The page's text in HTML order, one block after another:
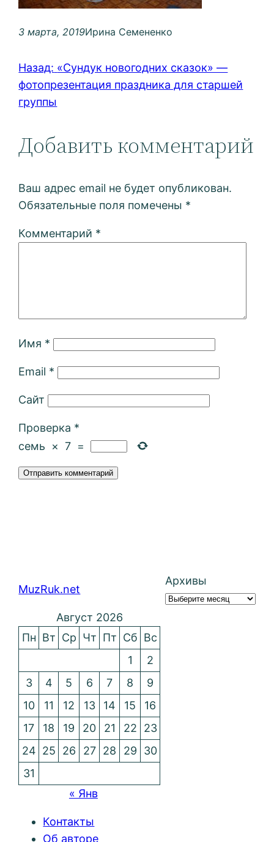
3 марта, 2019Ирина Семененко
Назад: «Сундук новогодних сказок» —
фотопрезентация праздника для старшей
группы
Добавить комментарий
Ваш адрес email не будет опубликован.
Обязательные поля помечены *
Комментарий *
Имя *
Email *
Сайт
Проверка *
семь
× 7 =
MuzRuk.net
Архивы
Август 2026
Пн Вт Ср Чт Пт Сб Вс
1
2
3
4 5 6 7 8
9
10
11 12 13 14 15
16
17
18 19 20 21 22
23
24 25 26 27 28 29
30
31
« Янв
Контакты
Об авторе